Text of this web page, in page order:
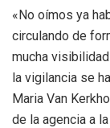
«No oímos ya
circulando de
mucha
la vigilancia se
Maria Van
de la agencia a